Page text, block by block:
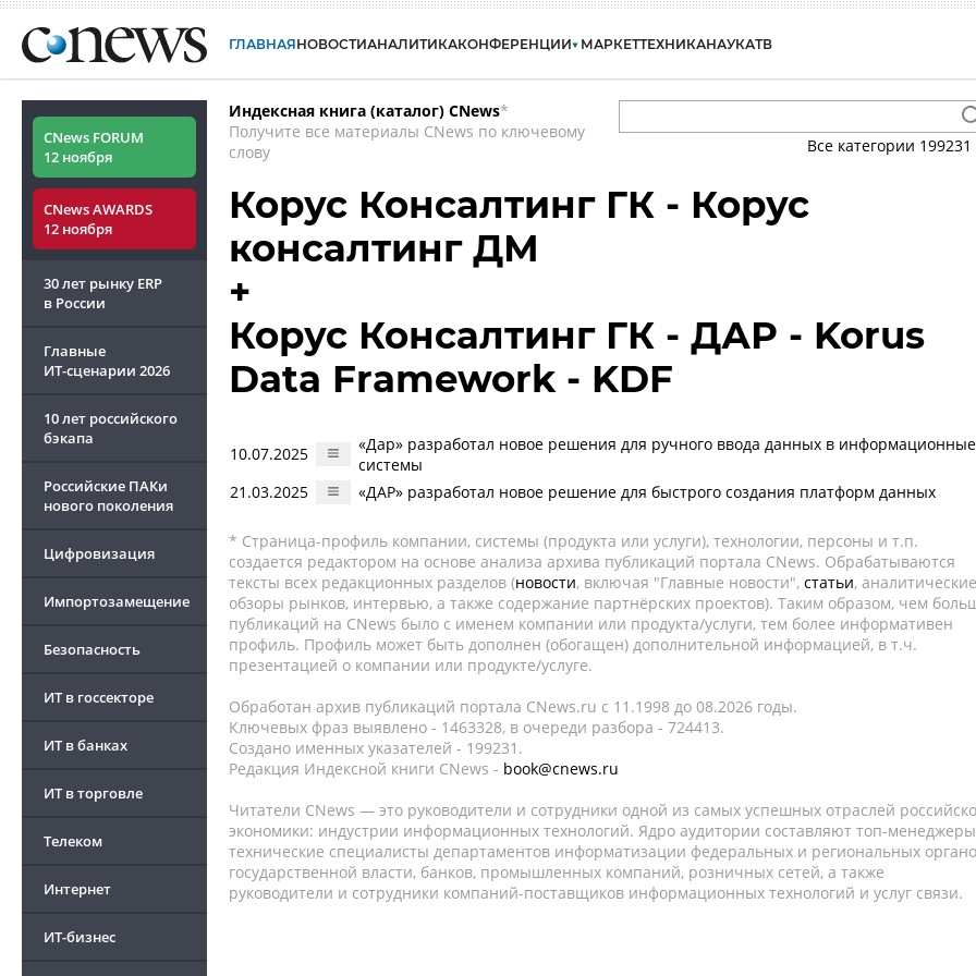
ГЛАВНАЯНОВОСТИАНАЛИТИКАКОНФЕРЕНЦИИ МАРКЕТТЕХНИКАНАУКАТВ
CNews FORUM
12 ноября
CNews AWARDS
12 ноября
30 лет рынку ERP
в России
Главные
ИТ-сценарии 2026
10 лет российского
бэкапа
Российские ПАКи
нового поколения
Цифровизация
Импортозамещение
Безопасность
ИТ в госсекторе
ИТ в банках
ИТ в торговле
Телеком
Интернет
ИТ-бизнес
Индексная книга (каталог) CNews*
Получите все материалы CNews по ключевому
слову
Все категории 199231
Корус Консалтинг ГК - Корус
консалтинг ДМ
+
Корус Консалтинг ГК - ДАР - Korus
Data Framework - KDF
10.07.2025
«Дар» разработал новое решения для ручного ввода данных в информационные
системы
21.03.2025
«ДАР» разработал новое решение для быстрого создания платформ данных
* Страница-профиль компании, системы (продукта или услуги), технологии, персоны и т.п.
создается редактором на основе анализа архива публикаций портала CNews. Обрабатываются
тексты всех редакционных разделов (новости, включая "Главные новости", статьи, аналитические
обзоры рынков, интервью, а также содержание партнёрских проектов). Таким образом, чем
публикаций на CNews было с именем компании или продукта/услуги, тем более информативен
профиль. Профиль может быть дополнен (обогащен) дополнительной информацией, в т.ч.
презентацией о компании или продукте/услуге.
Обработан архив публикаций портала CNews.ru c 11.1998 до 08.2026 годы.
Ключевых фраз выявлено - 1463328, в очереди разбора - 724413.
Создано именных указателей - 199231.
Редакция Индексной книги CNews - book@cnews.ru
Читатели CNews — это руководители и сотрудники одной из самых успешных отраслей
экономики: индустрии информационных технологий. Ядро аудитории составляют топ-
технические специалисты департаментов информатизации федеральных и региональных
государственной власти, банков, промышленных компаний, розничных сетей, а также
руководители и сотрудники компаний-поставщиков информационных технологий и услуг связи.